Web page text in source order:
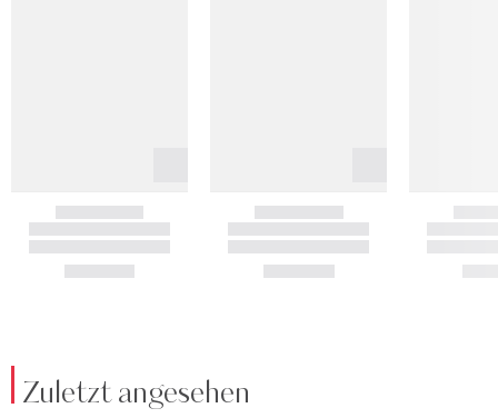
Zuletzt angesehen